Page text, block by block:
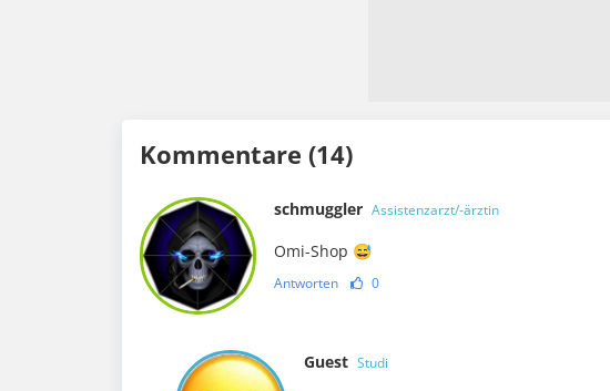
Kommentare (14)
schmuggler Assistenzarzt/-ärztin
Omi-Shop 😅
Antworten 0
Guest Studi